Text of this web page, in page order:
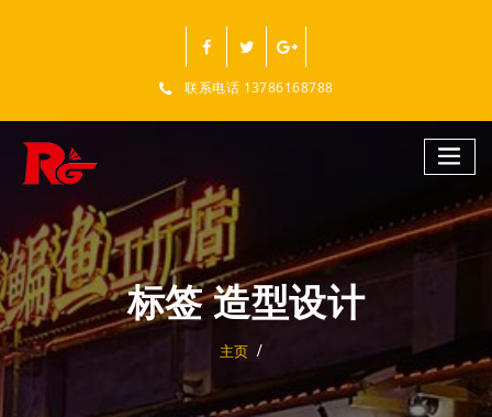
联系电话 13786168788
标签 造型设计
主页